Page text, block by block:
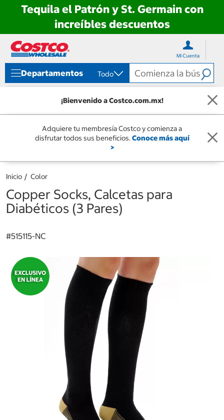
Tequila el Patrón y St. Germain con
increíbles descuentos
directo
contenido
directo
menú
navegación
Mi Cuenta
Departamentos Todo
¡Bienvenido a Costco.com.mx!
Adquiere tu membresía Costco y comienza a
disfrutar todos sus beneficios.Conoce más aquí
>
Inicio Color
Copper Socks, Calcetas para
Diabéticos (3 Pares)
#515115-NC